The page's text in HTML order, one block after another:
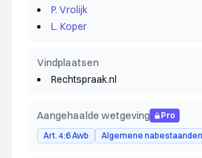
P. Vrolijk
L. Koper
Vindplaatsen
Rechtspraak.nl
Aangehaalde wetgeving
Pro
Art. 4:6 Awb
Algemene